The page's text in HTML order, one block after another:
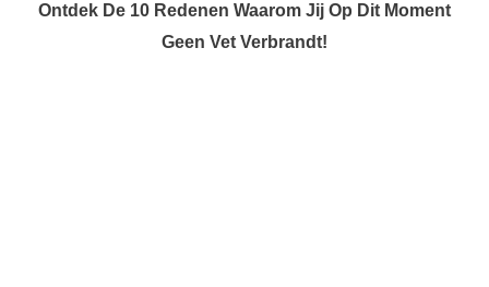
Ontdek De 10 Redenen Waarom Jij Op Dit Moment
Geen Vet Verbrandt!